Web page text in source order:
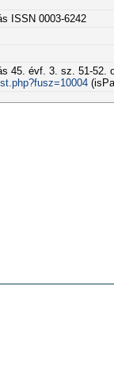
ISSN 0003-6242
45. évf. 3. sz. 51-52.